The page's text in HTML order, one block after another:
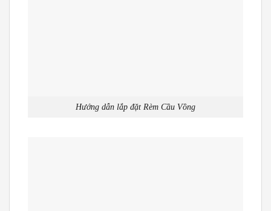
Hướng dẫn lắp đặt Rèm Cầu Vồng